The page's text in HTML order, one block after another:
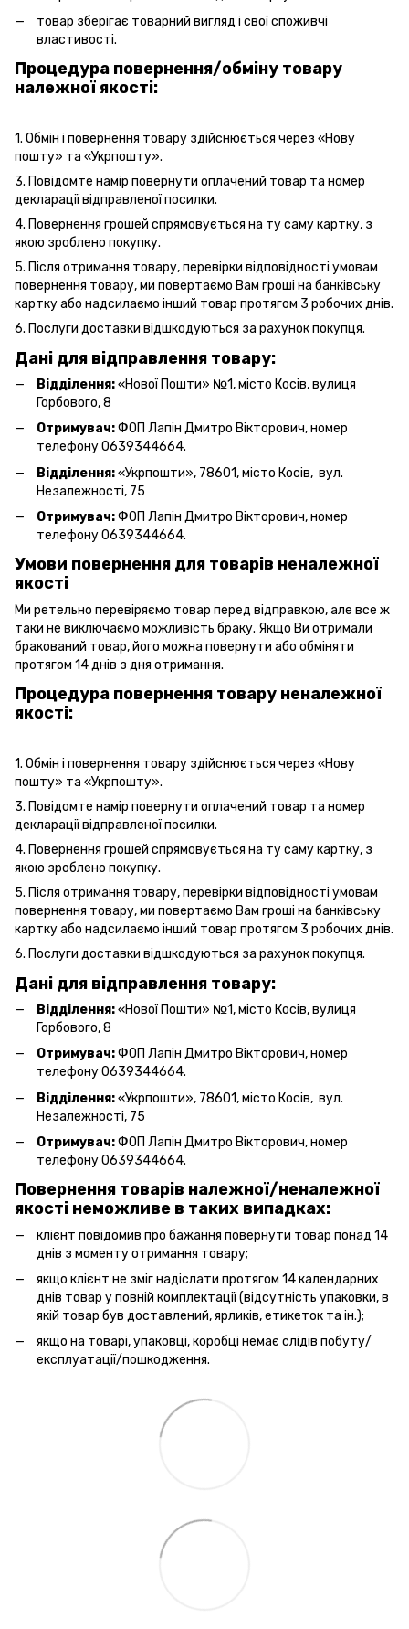
товар зберігає товарний вигляд і свої споживчі
властивості.
Процедура повернення/обміну товару
належної якості:
1. Обмін і повернення товару здійснюється через «Нову
пошту» та «Укрпошту».
3. Повідомте намір повернути оплачений товар та номер
декларації відправленої посилки.
4. Повернення грошей спрямовується на ту саму картку, з
якою зроблено покупку.
5. Після отримання товару, перевірки відповідності умовам
повернення товару, ми повертаємо Вам гроші на банківську
картку або надсилаємо інший товар протягом 3 робочих днів.
6. Послуги доставки відшкодуються за рахунок покупця.
Дані для відправлення товару:
Відділення:«Нової Пошти» №1, місто Косів, вулиця
Горбового, 8
Отримувач:ФОП Лапін Дмитро Вікторович, номер
телефону 0639344664.
Відділення:«Укрпошти», 78601, місто Косів, вул.
Незалежності, 75
Отримувач:ФОП Лапін Дмитро Вікторович, номер
телефону 0639344664.
Умови повернення для товарів неналежної
якості
Ми ретельно перевіряємо товар перед відправкою, але все ж
таки не виключаємо можливість браку. Якщо Ви отримали
бракований товар, його можна повернути або обміняти
протягом 14 днів з дня отримання.
Процедура повернення товару неналежної
якості:
1. Обмін і повернення товару здійснюється через «Нову
пошту» та «Укрпошту».
3. Повідомте намір повернути оплачений товар та номер
декларації відправленої посилки.
4. Повернення грошей спрямовується на ту саму картку, з
якою зроблено покупку.
5. Після отримання товару, перевірки відповідності умовам
повернення товару, ми повертаємо Вам гроші на банківську
картку або надсилаємо інший товар протягом 3 робочих днів.
6. Послуги доставки відшкодуються за рахунок покупця.
Дані для відправлення товару:
Відділення:«Нової Пошти» №1, місто Косів, вулиця
Горбового, 8
Отримувач:ФОП Лапін Дмитро Вікторович, номер
телефону 0639344664.
Відділення:«Укрпошти», 78601, місто Косів, вул.
Незалежності, 75
Отримувач:ФОП Лапін Дмитро Вікторович, номер
телефону 0639344664.
Повернення товарів належної/неналежної
якості неможливе в таких випадках:
клієнт повідомив про бажання повернути товар понад 14
днів з моменту отримання товару;
якщо клієнт не зміг надіслати протягом 14 календарних
днів товар у повній комплектації (відсутність упаковки, в
якій товар був доставлений, ярликів, етикеток та ін.);
якщо на товарі, упаковці, коробці немає слідів побуту/
експлуатації/пошкодження.